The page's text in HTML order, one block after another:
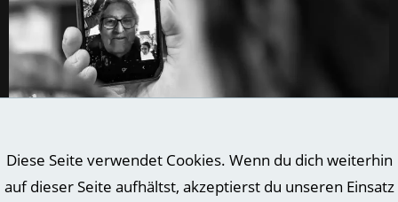
Diese Seite verwendet Cookies. Wenn du dich weiterhin
auf dieser Seite aufhältst, akzeptierst du unseren Einsatz